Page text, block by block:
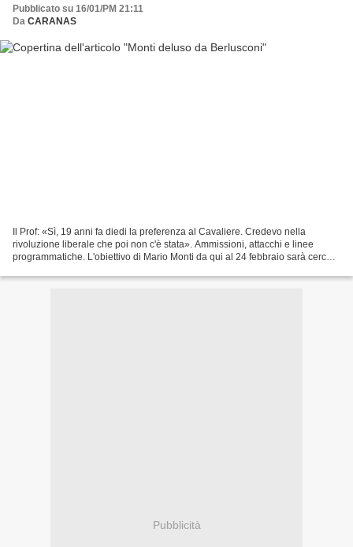
Pubblicato su 16/01/PM 21:11
Da CARANAS
Il Prof: «Sì, 19 anni fa diedi la preferenza al Cavaliere. Credevo nella
rivoluzione liberale che poi non c'è stata». Ammissioni, attacchi e linee
programmatiche. L'obiettivo di Mario Monti da qui al 24 febbraio sarà cercare
Pubblicità